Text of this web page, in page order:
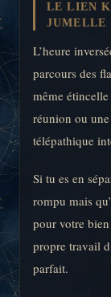
LE LIEN
JUMELLE
L’heure
parcours des
même
réunion ou
télépathique
Si tu es en
rompu mais
pour votre
propre travail
parfait.